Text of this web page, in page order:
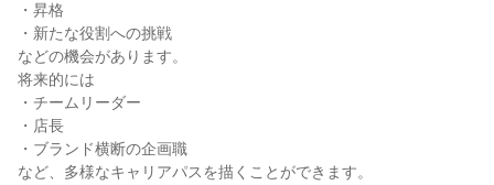
・昇格
・新たな役割への挑戦
などの機会があります。
将来的には
・チームリーダー
・店長
・ブランド横断の企画職
など、多様なキャリアパスを描くことができます。